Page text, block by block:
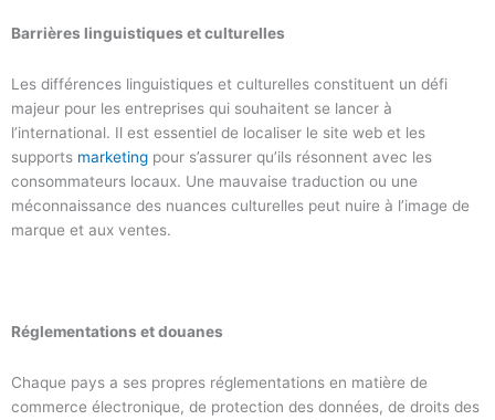
Barrières linguistiques et culturelles
Les différences linguistiques et culturelles constituent un défi
majeur pour les entreprises qui souhaitent se lancer à
l’international. Il est essentiel de localiser le site web et les
supports marketing pour s’assurer qu’ils résonnent avec les
consommateurs locaux. Une mauvaise traduction ou une
méconnaissance des nuances culturelles peut nuire à l’image de
marque et aux ventes.
Réglementations et douanes
Chaque pays a ses propres réglementations en matière de
commerce électronique, de protection des données, de droits des